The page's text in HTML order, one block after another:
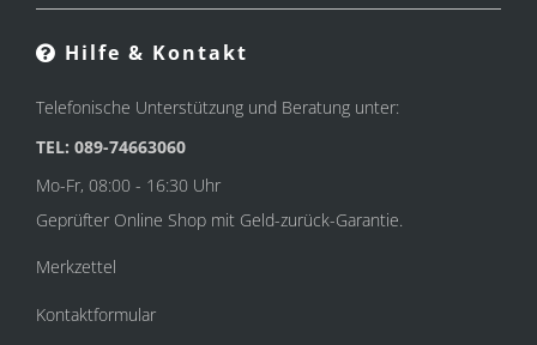
Hilfe & Kontakt
Telefonische Unterstützung und Beratung unter:
TEL: 089-74663060
Mo-Fr, 08:00 - 16:30 Uhr
Geprüfter Online Shop mit Geld-zurück-Garantie.
Merkzettel
Kontaktformular